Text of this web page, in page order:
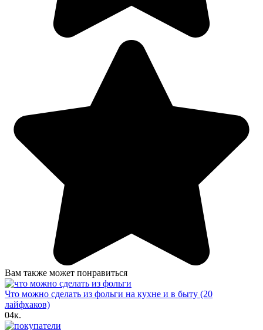
Вам также может понравиться
Что можно сделать из фольги на кухне и в быту (20
лайфхаков)
04к.